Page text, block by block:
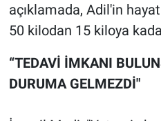
açıklamada, Adil'in
50 kilodan 15 kiloya
“TEDAVİ İMKANI
DURUMA GELMEZDİ"